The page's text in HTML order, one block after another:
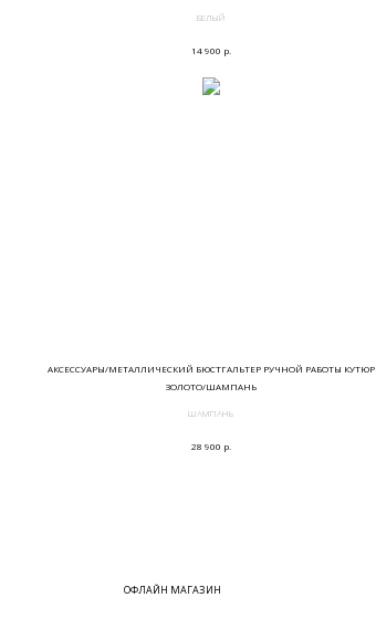
БЕЛЫЙ
14 900 р.
АКСЕССУАРЫ/МЕТАЛЛИЧЕСКИЙ БЮСТГАЛЬТЕР РУЧНОЙ РАБОТЫ КУТЮР
ЗОЛОТО/ШАМПАНЬ
ШАМПАНЬ
28 900 р.
ОФЛАЙН МАГАЗИН